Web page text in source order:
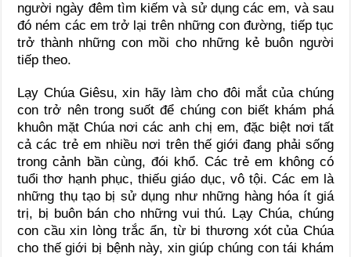
người ngày đêm tìm kiếm và sử dụng các em, và sau
đó ném các em trở lại trên những con đường, tiếp tục
trở thành những con mồi cho những kẻ buôn người
tiếp theo.
Lạy Chúa Giêsu, xin hãy làm cho đôi mắt của chúng
con trở nên trong suốt để chúng con biết khám phá
khuôn mặt Chúa nơi các anh chị em, đặc biệt nơi tất
cả các trẻ em nhiều nơi trên thế giới đang phải sống
trong cảnh bần cùng, đói khổ. Các trẻ em không có
tuổi thơ hạnh phục, thiếu giáo dục, vô tội. Các em là
những thụ tạo bị sử dụng như những hàng hóa ít giá
trị, bị buôn bán cho những vui thú. Lạy Chúa, chúng
con cầu xin lòng trắc ẩn, từ bi thương xót của Chúa
cho thế giới bị bệnh này, xin giúp chúng con tái khám